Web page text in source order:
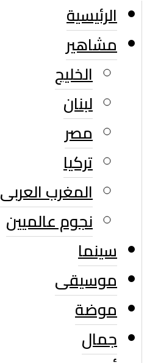
الرئيسية
مشاهير
الخليج
لبنان
مصر
تركيا
المغرب العربى
نجوم عالميين
سينما
موسيقى
موضة
جمال